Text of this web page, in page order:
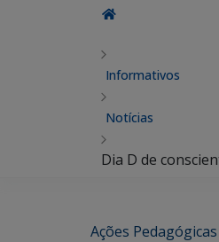
Informativos
Notícias
Dia D de
Ações